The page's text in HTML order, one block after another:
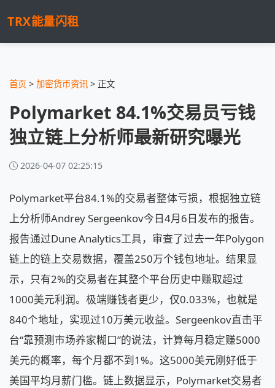
TRX能量闪租
首页 > 加密货币资讯 > 正文
Polymarket 84.1%交易员亏钱
独立链上分析师最新研究曝光
2026-04-07 02:25:15
Polymarket平台84.1%的交易者整体亏损，根据独立链
上分析师Andrey Sergeenkov今日4月6日发布的报告。
报告通过Dune Analytics工具，审查了过去一年Polygon
链上的链上交易数据，覆盖250万个钱包地址。结果显
示，只有2%的交易者在其整个平台历史中赚取超过
1000美元利润。极端赚钱者更少，仅0.033%，也就是
840个地址，实现过10万美元收益。Sergeenkov直击平
台“靠预测市场养家糊口”的说法，计算每月稳定赚5000
美元的概率，每个月都不到1%。这5000美元刚好低于
美国平均月薪门槛。链上数据显示，Polymarket交易者